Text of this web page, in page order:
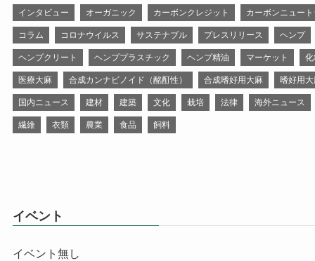
インタビュー オーガニック カーボンクレジット カーボンニュー
コラム コロナウイルス サステナブル プレスリリース ヘンプ
ヘンプクリート ヘンププラスチック ヘンプ精油 マーケット
医療大麻 合成カンナビノイド（酩酊性） 合成嗜好用大麻 嗜好用
国内ニュース 建材 建築 文化 栽培 法律 海外ニュース
繊維 衣類 農業 食品 飼料
イベント
イベント無し